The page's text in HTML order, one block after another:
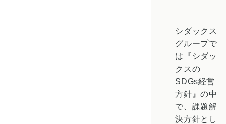
シダックス
グループで
は『シダッ
クスの
SDGs経営
方針』の中
で、課題解
決方針とし